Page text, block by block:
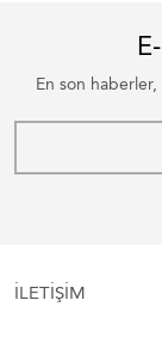
En son
İLETİŞİM